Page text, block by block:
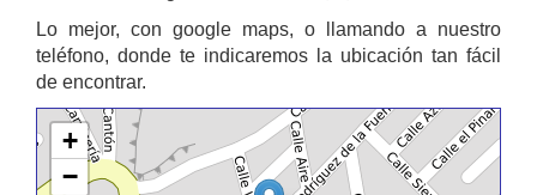
Lo mejor, con google maps, o llamando a nuestro
teléfono, donde te indicaremos la ubicación tan fácil
de encontrar.
+
−